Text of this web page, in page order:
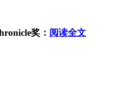
奖： 阅读全文